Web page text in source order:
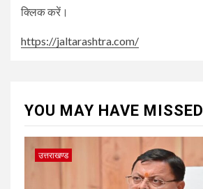
क्लिक करें।
https://jaltarashtra.com/
YOU MAY HAVE MISSED
उत्तराखण्ड